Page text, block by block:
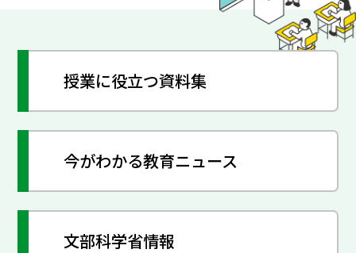
授業に役立つ資料集
今がわかる教育ニュース
文部科学省情報